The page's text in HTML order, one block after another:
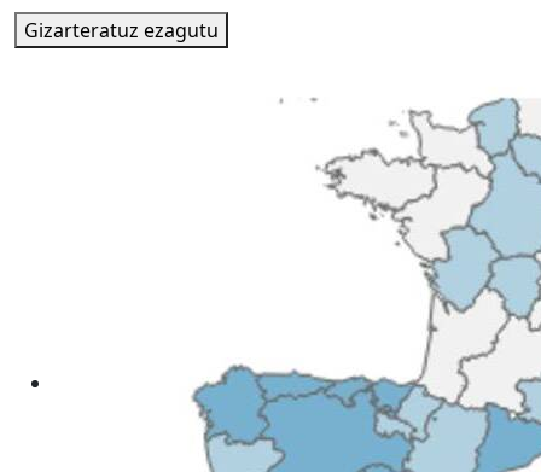
Gizarteratuz ezagutu